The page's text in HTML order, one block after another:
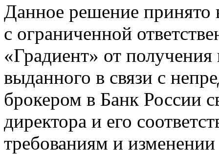
Данное решение принято
с ограниченной
«Градиент» от
выданного в связи с
брокером в Банк России
директора и его
требованиям и изменении